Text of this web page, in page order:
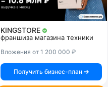
KINGSTORE
франшиза магазина техники
Вложения от 1 200 000 ₽
Получить бизнес-план